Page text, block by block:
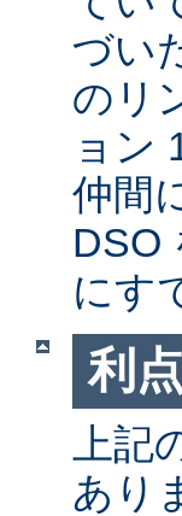
づい
のリ
ョン
仲間
DSO
にす
利
上
あり